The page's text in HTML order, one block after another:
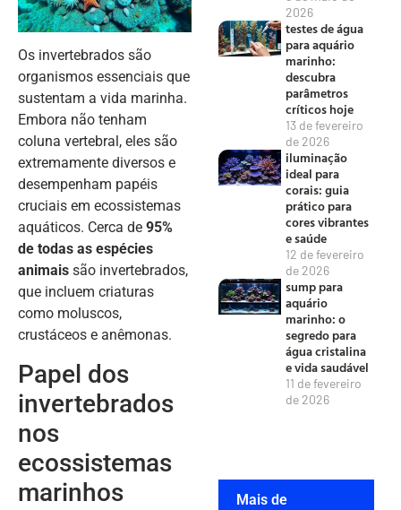
Os invertebrados são
organismos essenciais que
sustentam a vida marinha.
Embora não tenham
coluna vertebral, eles são
extremamente diversos e
desempenham papéis
cruciais em ecossistemas
aquáticos. Cerca de 95%
de todas as espécies
animais são invertebrados,
que incluem criaturas
como moluscos,
crustáceos e anêmonas.
Papel dos
invertebrados
nos
ecossistemas
marinhos
2026
testes de água
para aquário
marinho:
descubra
parâmetros
críticos hoje
13 de fevereiro
de 2026
iluminação
ideal para
corais: guia
prático para
cores vibrantes
e saúde
12 de fevereiro
de 2026
sump para
aquário
marinho: o
segredo para
água cristalina
e vida saudável
11 de fevereiro
de 2026
Mais de